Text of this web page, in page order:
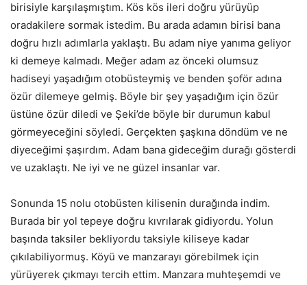
birisiyle karşılaşmıştım. Kös kös ileri doğru yürüyüp
oradakilere sormak istedim. Bu arada adamın birisi bana
doğru hızlı adımlarla yaklaştı. Bu adam niye yanıma geliyor
ki demeye kalmadı. Meğer adam az önceki olumsuz
hadiseyi yaşadığım otobüsteymiş ve benden şoför adına
özür dilemeye gelmiş. Böyle bir şey yaşadığım için özür
üstüne özür diledi ve Şeki’de böyle bir durumun kabul
görmeyeceğini söyledi. Gerçekten şaşkına döndüm ve ne
diyeceğimi şaşırdım. Adam bana gideceğim durağı gösterdi
ve uzaklaştı. Ne iyi ve ne güzel insanlar var.
Sonunda 15 nolu otobüsten kilisenin durağında indim.
Burada bir yol tepeye doğru kıvrılarak gidiyordu. Yolun
başında taksiler bekliyordu taksiyle kiliseye kadar
çıkılabiliyormuş. Köyü ve manzarayı görebilmek için
yürüyerek çıkmayı tercih ettim. Manzara muhteşemdi ve